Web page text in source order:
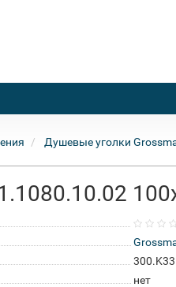
Душевые уголки
нет